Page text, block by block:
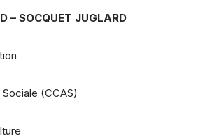
– SOCQUET JUGLARD
(CCAS)